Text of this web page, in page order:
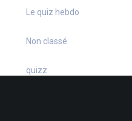
Le quiz hebdo
Non classé
quizz